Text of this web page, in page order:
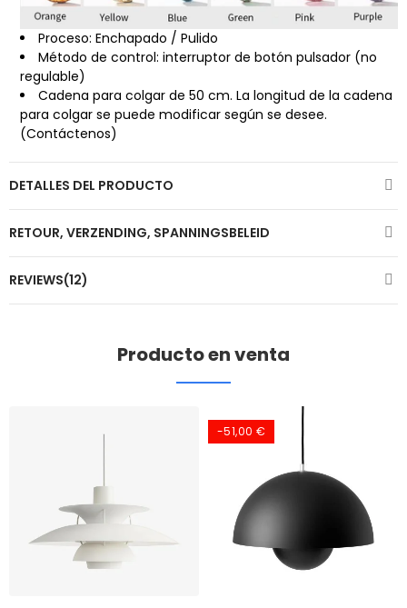
Proceso: Enchapado / Pulido
Método de control: interruptor de botón pulsador (no
regulable)
Cadena para colgar de 50 cm. La longitud de la cadena
para colgar se puede modificar según se desee.
(Contáctenos)
DETALLES DEL PRODUCTO
RETOUR, VERZENDING, SPANNINGSBELEID
REVIEWS(12)
Producto en venta
-51,00 €